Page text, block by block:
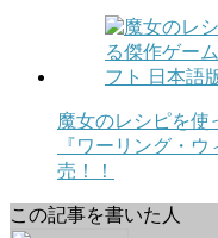
魔女のレシピを使
『ワーリング・
売！！
この記事を書いた人